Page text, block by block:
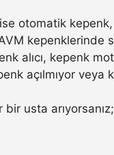
otomatik
kepenklerinde
alıcı, kepenk
açılmıyor veya
bir usta